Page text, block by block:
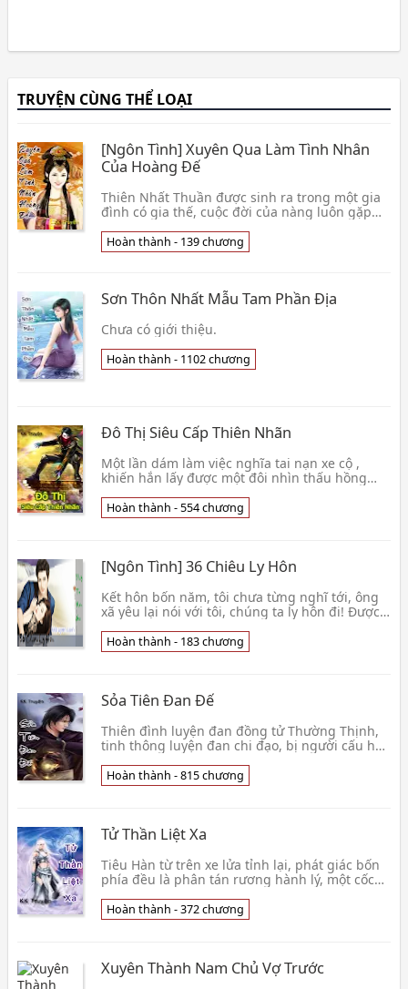
TRUYỆN CÙNG THỂ LOẠI
[Ngôn Tình] Xuyên Qua Làm Tình Nhân
Của Hoàng Đế
Thiên Nhất Thuần được sinh ra trong một gia
đình có gia thế, cuộc đời của nàng luôn gặp
trang lứa vừa tốt nghiệp phải vất vả tìm việc
thì nàng nhờ vào thế lực của ba mình mà trở
Internet Tải về đọc Offline Xem thêm »
Hoàn thành - 139 chương
Sơn Thôn Nhất Mẫu Tam Phần Địa
Chưa có giới thiệu.
Hoàn thành - 1102 chương
Đô Thị Siêu Cấp Thiên Nhãn
Một lần dám làm việc nghĩa tai nạn xe cộ ,
khiến hắn lấy được một đôi nhìn thấu hồng
thường học sinh không hề bình thường , đổ
thạch , giám bảo , phong thủ
Hoàn thành - 554 chương
[Ngôn Tình] 36 Chiêu Ly Hôn
Kết hôn bốn năm, tôi chưa từng nghĩ tới, ông
xã yêu lại nói với tôi, chúng ta ly hôn đi! Được
sao, khi tôi muốn ly hôn thì, anh ta lại sống
chết không chịu vậy? Binh thư có 36 kế, trong
Offline Xem thêm »
Hoàn thành - 183 chương
Sỏa Tiên Đan Đế
Thiên đình luyện đan đồng tử Thường Thịnh,
tinh thông luyện đan chi đạo, bị người cấu hại
một cái kẻ ngu trên người, dứt khoát giả ngu
đứng đờ người ra đến
Hoàn thành - 815 chương
Tử Thần Liệt Xa
Tiêu Hàn từ trên xe lửa tỉnh lại, phát giác bốn
phía đều là phân tán rương hành lý, một cốc
hắn ngoại một người đều không có. Bốn phía
một đoàn hắc ám, n
Hoàn thành - 372 chương
Xuyên Thành Nam Chủ Vợ Trước